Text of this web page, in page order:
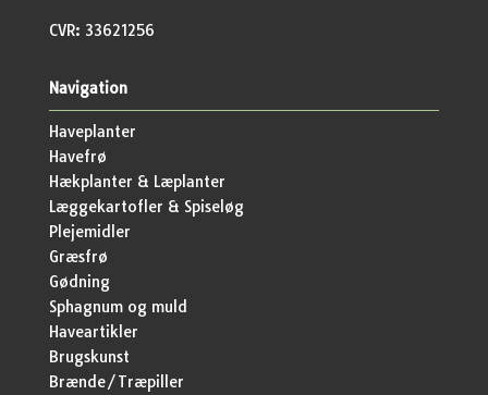
CVR: 33621256
Navigation
Haveplanter
Havefrø
Hækplanter & Læplanter
Læggekartofler & Spiseløg
Plejemidler
Græsfrø
Gødning
Sphagnum og muld
Haveartikler
Brugskunst
Brænde/Træpiller